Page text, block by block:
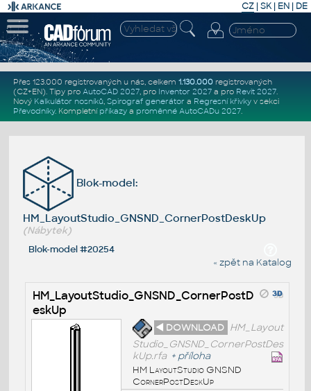
CZ | SK| EN | DE
Přes 123.000 registrovaných u nás, celkem 1.130.000registrovaných
(CZ+EN). Tipy pro AutoCAD 2027, pro Inventor 2027a pro Revit 2027.
Nový Kalkulátor nosníků, Spirograf generátor a Regresní křivkyv sekci
Převodníky. Kompletní příkazya proměnné AutoCADu 2027.
Blok-model:
HM_LayoutStudio_GNSND_CornerPostDeskUp
(Nábytek)
Blok-model #20254
« zpět na Katalog
HM_LayoutStudio_GNSND_CornerPostD
eskUp
◄ DOWNLOAD HM_Layout
Studio_GNSND_CornerPostDes
kUp.rfa + příloha
HM LayoutStudio GNSND
CornerPostDeskUp